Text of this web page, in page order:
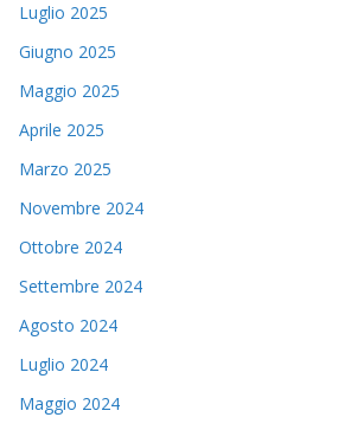
Luglio 2025
Giugno 2025
Maggio 2025
Aprile 2025
Marzo 2025
Novembre 2024
Ottobre 2024
Settembre 2024
Agosto 2024
Luglio 2024
Maggio 2024